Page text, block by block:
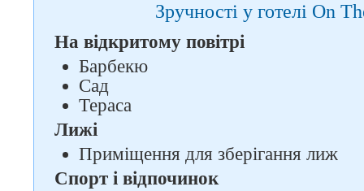
Зручності у готелі On
На відкритому повітрі
Барбекю
Сад
Тераса
Лижі
Приміщення для зберігання лиж
Спорт і відпочинок